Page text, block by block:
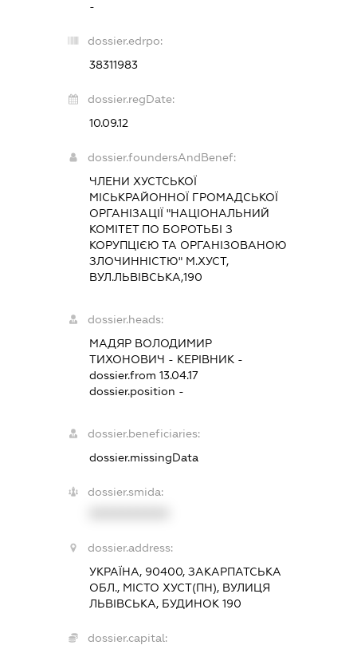
-
dossier.edrpo:
38311983
dossier.regDate:
10.09.12
dossier.foundersAndBenef:
ЧЛЕНИ ХУСТСЬКОЇ
МІСЬКРАЙОННОЇ ГРОМАДСЬКОЇ
ОРГАНІЗАЦІЇ "НАЦІОНАЛЬНИЙ
КОМІТЕТ ПО БОРОТЬБІ З
КОРУПЦІЄЮ ТА ОРГАНІЗОВАНОЮ
ЗЛОЧИННІСТЮ" М.ХУСТ,
ВУЛ.ЛЬВІВСЬКА,190
dossier.heads:
МАДЯР ВОЛОДИМИР
ТИХОНОВИЧ - КЕРІВНИК -
dossier.from 13.04.17
dossier.position -
dossier.beneficiaries:
dossier.missingData
dossier.smida:
dossier.address:
УКРАЇНА, 90400, ЗАКАРПАТСЬКА
ОБЛ., МІСТО ХУСТ(ПН), ВУЛИЦЯ
ЛЬВІВСЬКА, БУДИНОК 190
dossier.capital: